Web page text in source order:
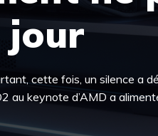
jour
cette fois, un silence a
au keynote d’AMD a